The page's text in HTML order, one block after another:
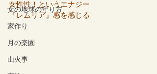
女の地球の守り方
家作り
月の楽園
山火事
女性性！というエナジー
『レムリア』感を感じる